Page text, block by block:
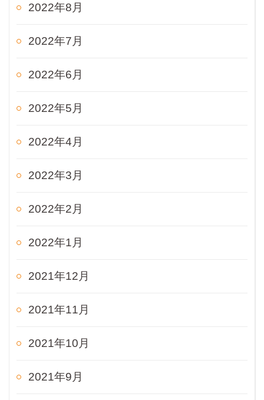
2022年8月
2022年7月
2022年6月
2022年5月
2022年4月
2022年3月
2022年2月
2022年1月
2021年12月
2021年11月
2021年10月
2021年9月